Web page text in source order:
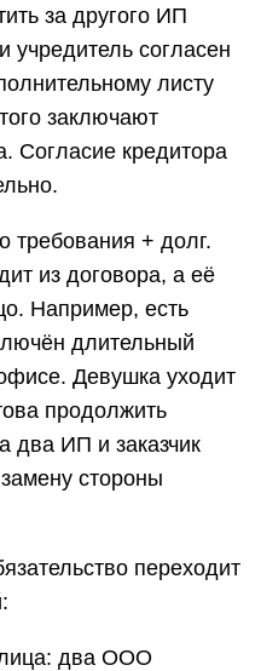
за другого ИП
учредитель согласен
листу
заключают
Согласие кредитора
требования + долг.
из договора, а её
Например, есть
длительный
Девушка уходит
продолжить
два ИП и заказчик
стороны
переходит
два ООО